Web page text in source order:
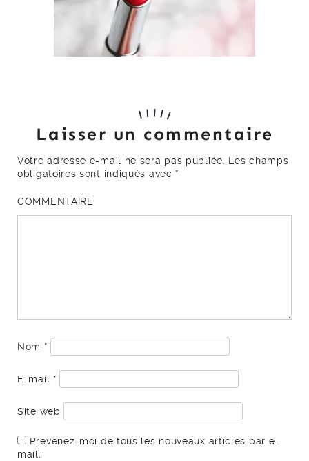
Laisser un commentaire
Votre adresse e-mail ne sera pas publiée.
Les champs
obligatoires sont indiqués avec *
COMMENTAIRE
Nom *
E-mail *
Site web
Prévenez-moi de tous les nouveaux articles par e-
mail.